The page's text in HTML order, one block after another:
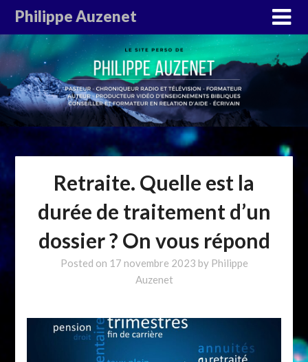
Philippe Auzenet
Retraite. Quelle est la
durée de traitement d’un
dossier ? On vous répond
Posted on 17 novembre 2023 by Philippe
Auzenet